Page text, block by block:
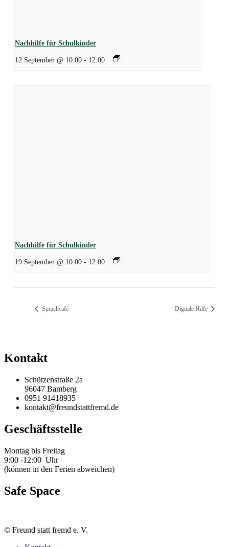
Nachhilfe für Schulkinder
12 September @ 10:00 - 12:00
Nachhilfe für Schulkinder
19 September @ 10:00 - 12:00
Sprachcafé Digitale Hilfe
Kontakt
Schützenstraße 2a
96047 Bamberg
0951 91418935
kontakt@freundstattfremd.de
Geschäftsstelle
Montag bis Freitag
9:00 -12:00 Uhr
(können in den Ferien abweichen)
Safe Space
© Freund statt fremd e. V.